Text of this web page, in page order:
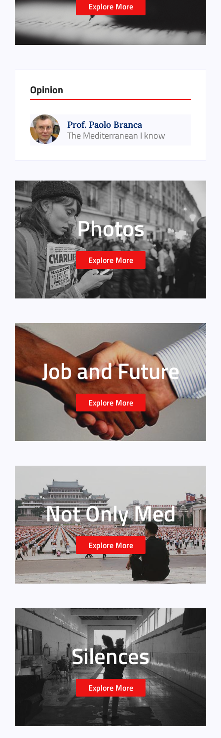
Explore More
Opinion
Prof. Paolo Branca
The Mediterranean I know
Photos
Explore More
Job and Future
Explore More
Not Only Med
Explore More
Silences
Explore More